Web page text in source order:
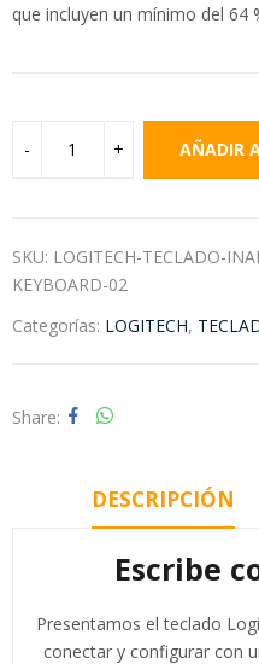
que incluyen un mínimo del 64
AÑADIR
SKU: LOGITECH-TECLADO-
KEYBOARD-02
Categorías: LOGITECH,
Share
DESCRIPCIÓN
Escribe
Presentamos el teclado
conectar y configurar con